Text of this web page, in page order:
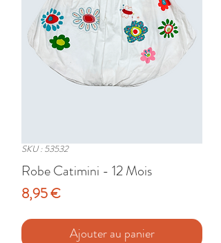
SKU : 53532
Robe Catimini - 12 Mois
8,95 €Prix
Ajouter au panier